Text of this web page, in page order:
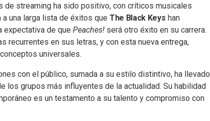
de streaming ha sido positivo, con críticos musicales
una larga lista de éxitos que The Black Keys han
expectativa de que Peaches! será otro éxito en su carrera.
recurrentes en sus letras, y con esta nueva entrega,
universales.
con el público, sumada a su estilo distintivo, ha llevado
los grupos más influyentes de la actualidad. Su habilidad
es un testamento a su talento y compromiso con